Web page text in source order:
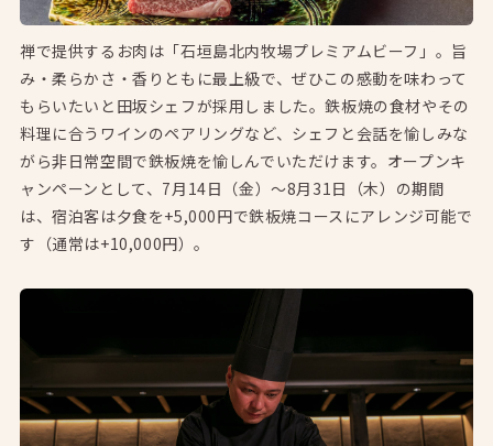
禅で提供するお肉は「石垣島北内牧場プレミアムビーフ」。旨
み・柔らかさ・香りともに最上級で、ぜひこの感動を味わって
もらいたいと田坂シェフが採用しました。鉄板焼の食材やその
料理に合うワインのペアリングなど、シェフと会話を愉しみな
がら非日常空間で鉄板焼を愉しんでいただけます。オープンキ
ャンペーンとして、7月14日（金）～8月31日（木）の期間
は、宿泊客は夕食を+5,000円で鉄板焼コースにアレンジ可能で
す（通常は+10,000円）。